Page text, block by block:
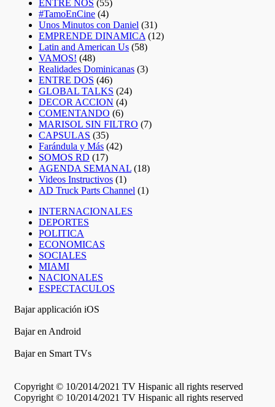
ENTRE NOS (55)
#TamoEnCine (4)
Unos Minutos con Daniel (31)
EMPRENDE DINAMICA (12)
Latin and American Us (58)
VAMOS! (48)
Realidades Dominicanas (3)
ENTRE DOS (46)
GLOBAL TALKS (24)
DECOR ACCION (4)
COMENTANDO (6)
MARISOL SIN FILTRO (7)
CAPSULAS (35)
Farándula y Más (42)
SOMOS RD (17)
AGENDA SEMANAL (18)
Videos Instructivos (1)
AD Truck Parts Channel (1)
INTERNACIONALES
DEPORTES
POLITICA
ECONOMICAS
SOCIALES
MIAMI
NACIONALES
ESPECTACULOS
Bajar applicación iOS
Bajar en Android
Bajar en Smart TVs
Copyright © 10/2014/2021 TV Hispanic all rights reserved
Copyright © 10/2014/2021 TV Hispanic all rights reserved